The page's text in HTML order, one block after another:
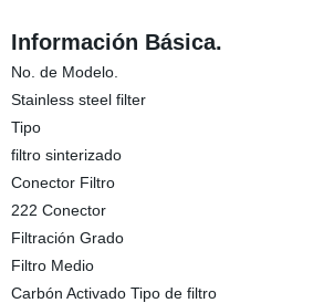
Información Básica.
No. de Modelo.
Stainless steel filter
Tipo
filtro sinterizado
Conector Filtro
222 Conector
Filtración Grado
Filtro Medio
Carbón Activado Tipo de filtro